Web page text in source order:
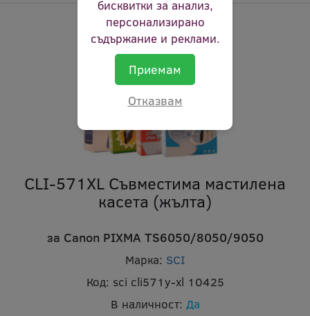
CLI-571XL Съвместима мастилена
касета (жълта)
за Canon PIXMA TS6050/8050/9050
Марка: SCI
Код: sci cli571y-xl 10425
В наличност: Да
бисквитки за анализ,
персонализирано
съдържание и реклами.
Приемам
Отказвам